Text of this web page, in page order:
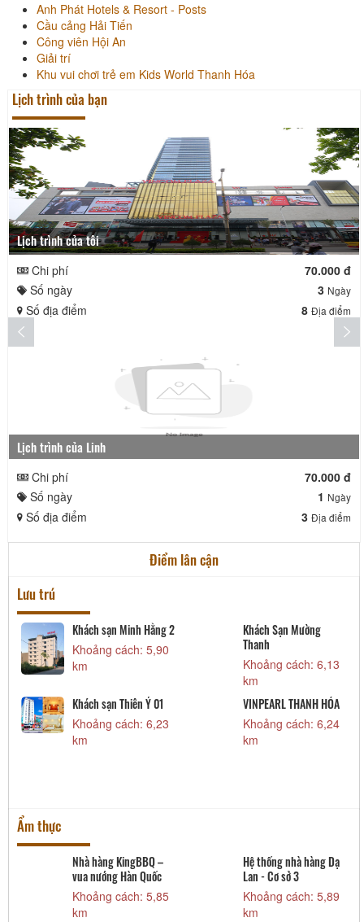
Anh Phát Hotels & Resort - Posts
Cầu cảng Hải Tiến
Công viên Hội An
Giải trí
Khu vui chơi trẻ em Kids World Thanh Hóa
Lịch trình của bạn
Lịch trình của tôi
Chi phí
70.000 đ
Số ngày
3 Ngày
Số địa điểm 8 Địa điểm
Lịch trình của Linh
Chi phí
70.000 đ
Số ngày
1 Ngày
Số địa điểm 3 Địa điểm
Điểm lân cận
Lưu trú
Khách sạn Minh Hằng 2
Khoảng cách: 5,90
km
Khách Sạn Mường
Thanh
Khoảng cách: 6,13
km
Khách sạn Thiên Ý 01
Khoảng cách: 6,23
km
VINPEARL THANH HÓA
Khoảng cách: 6,24
km
Ẩm thực
Nhà hàng KingBBQ –
vua nướng Hàn Quốc
Khoảng cách: 5,85
km
Hệ thống nhà hàng Dạ
Lan - Cơ sở 3
Khoảng cách: 5,89
km